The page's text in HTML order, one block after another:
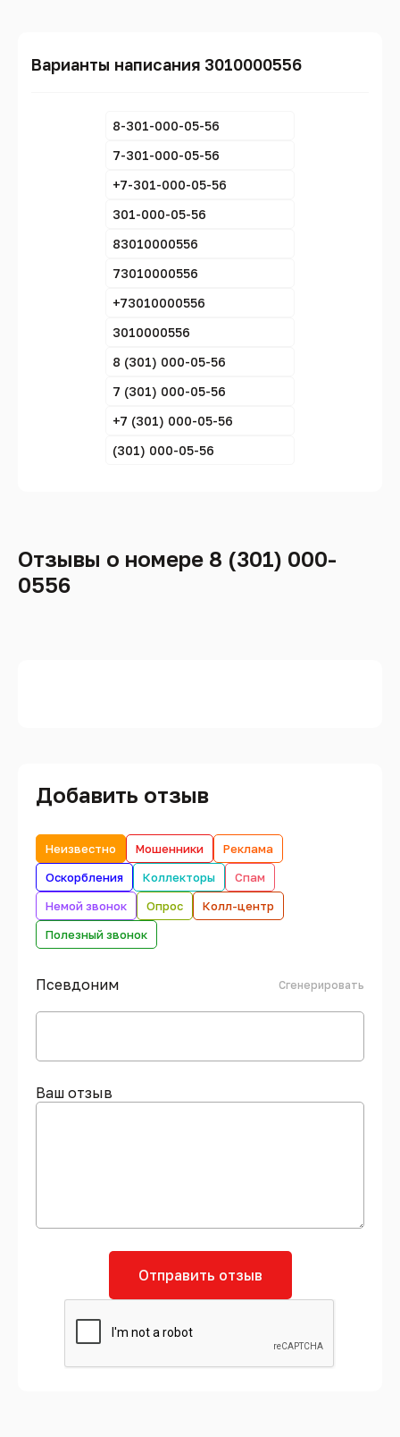
Варианты написания 3010000556
8-301-000-05-56
7-301-000-05-56
+7-301-000-05-56
301-000-05-56
83010000556
73010000556
+73010000556
3010000556
8 (301) 000-05-56
7 (301) 000-05-56
+7 (301) 000-05-56
(301) 000-05-56
Отзывы о номере 8 (301) 000-
0556
Добавить отзыв
Неизвестно Мошенники
Реклама
Оскорбления
Коллекторы
Спам
Немой звонок
Опрос
Колл-центр
Полезный звонок
Псевдоним Сгенерировать
Ваш отзыв
Отправить отзыв